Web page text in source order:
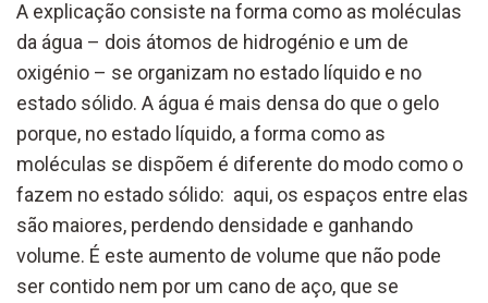
A explicação consiste na forma como as moléculas
da água – dois átomos de hidrogénio e um de
oxigénio – se organizam no estado líquido e no
estado sólido. A água é mais densa do que o gelo
porque, no estado líquido, a forma como as
moléculas se dispõem é diferente do modo como o
fazem no estado sólido: aqui, os espaços entre elas
são maiores, perdendo densidade e ganhando
volume. É este aumento de volume que não pode
ser contido nem por um cano de aço, que se